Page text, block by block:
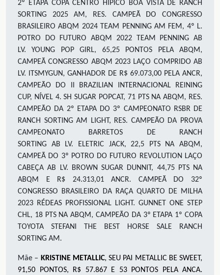
2º ETAPA COPA CENTRO HIPICO BOA VISTA DE RANCH
SORTING 2025 AM, RES. CAMPEÃ DO CONGRESSO
BRASILEIRO ABQM 2024 TEAM PENNING AM FEM, 4º L.
POTRO DO FUTURO ABQM 2022
TEAM PENNING AB
LV. YOUNG POP GIRL, 65,25PONTOS PELA ABQM,
CAMPEÃ CONGRESSO ABQM 2023 LAÇO COMPRIDO AB
LV. ITSMYGUN, GANHADOR DE R$ 69.073,00 PELA ANCR,
CAMPEÃO DO II BRAZILIAN INTERNACIONAL REINING
CUP, NÍVEL 4. SH SUGAR POPCAT, 71PTS NA ABQM, RES.
CAMPEÃO DA 2º ETAPA DO 3º CAMPEONATO RSBR DE
RANCH SORTING AM LIGHT, RES. CAMPEÃO DA PROVA
CAMPEONATO BARRETOS DE RANCH
SORTING
AB LV. ELETRIC JACK, 22,5 PTS NA ABQM,
CAMPEÃ DO 3º POTRO DO FUTURO REVOLUTION LAÇO
CABEÇA AB LV. BROWN SUGAR DUNNIT, 44,75PTS NA
ABQM E R$ 24.313,01 ANCR. CAMPEÃ DO 32º
CONGRESSO BRASILEIRO DA RAÇA QUARTO DE MILHA
2023 RÉDEAS PROFISSIONAL LIGHT. GUNNET ONE STEP
CHL, 18PTS NA ABQM, CAMPEÃO DA 3º ETAPA 1º COPA
TOYOTA STEFANI THE BEST HORSE SALE RANCH
SORTING AM.
Mãe – KRISTINE METALLIC, SEU PAI METALLIC BE SWEET,
91,50 PONTOS, R$ 57.867 E 53 PONTOS PELA ANCA.